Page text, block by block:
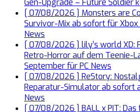
[ 07/08/2026 ] Monsters are
Survivor-Mix ab sofort für
News
[ 07/08/2026 ] lily’s world XD:
Retro-Horror auf dem Teenie-
September für PC News
[ 07/08/2026 ] ReStory:
Reparatur-Simulator ab sofort
News
[ 07/08/2026 ] BALL x PIT: